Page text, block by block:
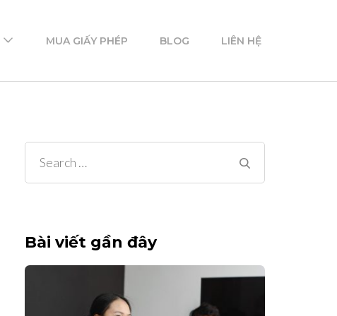
MUA GIẤY PHÉP BLOG LIÊN HỆ
Search
for:
Bài viết gần đây